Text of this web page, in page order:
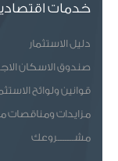
خدمات
دليل الاستثمار
صندوق الاسكان
قوانين ولوائح
مزايدات ومناقصات
مشـــــــروعك